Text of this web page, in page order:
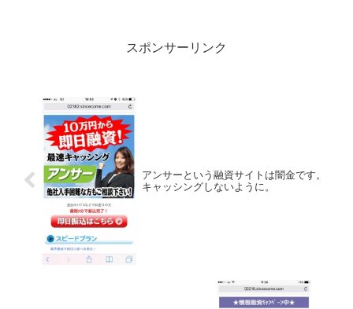
スポンサーリンク
アンサーという融資サイトは闇金です。
キャッシングしないように。